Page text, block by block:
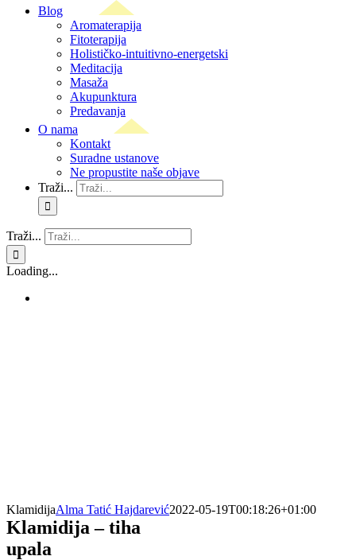
Blog
Aromaterapija
Fitoterapija
Holističko-intuitivno-energetski
Meditacija
Masaža
Akupunktura
Predavanja
O nama
Kontakt
Suradne ustanove
Ne propustite naše objave
Traži...
Traži...
Loading...
KlamidijaAlma Tatić Hajdarević2022-05-19T00:18:26+01:00
Klamidija – tiha
upala